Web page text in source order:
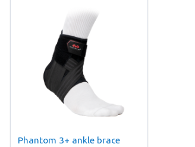
Phantom 3+ ankle brace